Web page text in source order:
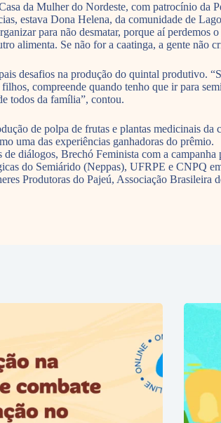
da Mulher do Nordeste, com patrocínio da
estava Dona Helena, da comunidade de
para não desmatar, porque aí
alimenta. Se não for a caatinga, a gente não
desafios na produção do quintal produtivo.
compreende quando tenho que ir para
todos da família”, contou.
de polpa de frutas e plantas medicinais
uma das experiências ganhadoras do prêmio.
diálogos, Brechó Feminista com a
do Semiárido (Neppas), UFRPE e CNPQ
Produtoras do Pajeú, Associação